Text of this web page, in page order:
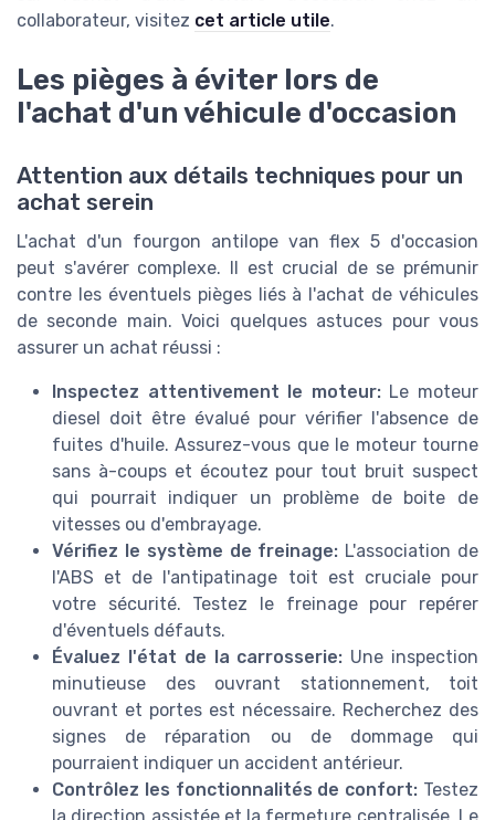
collaborateur, visitez cet article utile.
Les pièges à éviter lors de
l'achat d'un véhicule d'occasion
Attention aux détails techniques pour un
achat serein
L'achat d'un fourgon antilope van flex 5 d'occasion
peut s'avérer complexe. Il est crucial de se prémunir
contre les éventuels pièges liés à l'achat de véhicules
de seconde main. Voici quelques astuces pour vous
assurer un achat réussi :
Inspectez attentivement le moteur:Le moteur
diesel doit être évalué pour vérifier l'absence de
fuites d'huile. Assurez-vous que le moteur tourne
sans à-coups et écoutez pour tout bruit suspect
qui pourrait indiquer un problème de boite de
vitesses ou d'embrayage.
Vérifiez le système de freinage: L'association de
l'ABS et de l'antipatinage toit est cruciale pour
votre sécurité. Testez le freinage pour repérer
d'éventuels défauts.
Évaluez l'état de la carrosserie: Une inspection
minutieuse des ouvrant stationnement, toit
ouvrant et portes est nécessaire. Recherchez des
signes de réparation ou de dommage qui
pourraient indiquer un accident antérieur.
Contrôlez les fonctionnalités de confort: Testez
la direction assistée et la fermeture centralisée. Le